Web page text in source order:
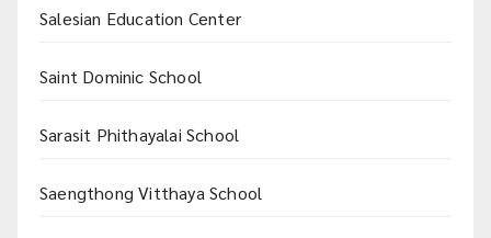
Salesian Education Center
Saint Dominic School
Sarasit Phithayalai School
Saengthong Vitthaya School